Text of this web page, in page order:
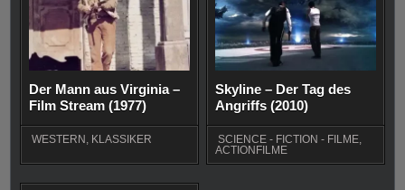
Der Mann aus Virginia –
Film Stream (1977)
WESTERN , KLASSIKER
Skyline – Der Tag des
Angriffs (2010)
SCIENCE - FICTION - FILME,
ACTIONFILME